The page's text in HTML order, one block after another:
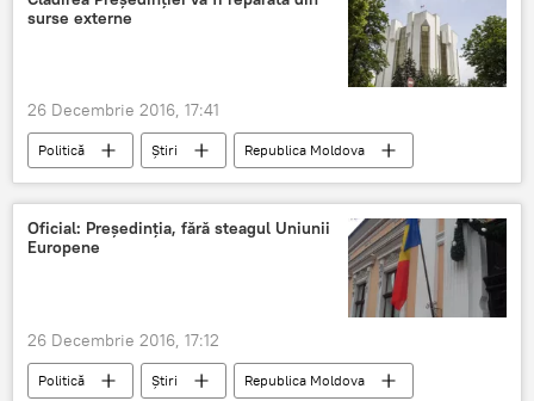
ipoteze
prabusire
surse externe
26 Decembrie 2016, 17:41
Politică Știri
Republica Moldova
Moldova
clădire
Igor Dodon
reparație
Președinția RM
Oficial: Președinția, fără steagul Uniunii
Europene
26 Decembrie 2016, 17:12
Politică Știri
Republica Moldova